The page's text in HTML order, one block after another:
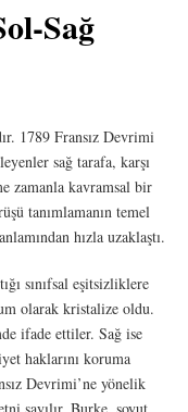
Sağ
1789 Fransız Devrimi
sağ tarafa, karşı
zamanla kavramsal bir
tanımlamanın temel
hızla uzaklaştı.
sınıfsal eşitsizliklere
olarak kristalize oldu.
ifade ettiler. Sağ ise
haklarını koruma
Devrimi’ne yönelik